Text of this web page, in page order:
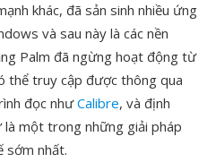
khác, đã sản sinh nhiều ứng
và sau này là các nền
Palm đã ngừng hoạt động từ
thể truy cập được thông qua
đọc nhưCalibre, và định
một trong những giải pháp
sớm nhất.